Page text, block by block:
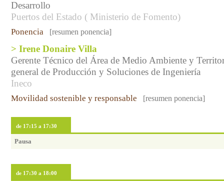
Desarrollo
Puertos del Estado ( Ministerio de Fomento)
Ponencia [resumen ponencia]
> Irene Donaire Villa
Gerente Técnico del Área de Medio Ambiente y
general de Producción y Soluciones de Ingeniería
Ineco
Movilidad sostenible y responsable [resumen ponencia]
de 17:15 a 17:30
Pausa
de 17:30 a 18:00